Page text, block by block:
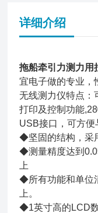
详细介绍
拖船牵引力测力用
宜电子做的专业，
无线测力仪特点：
打印及控制功能
USB接口，可方便
◆坚固的结构，采
◆测量精度达到
上
◆所有功能和单位
上。
◆1英寸高的LCD